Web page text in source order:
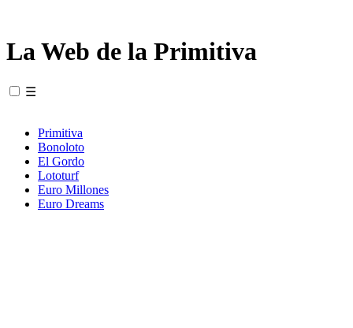
La Web de la Primitiva
☰
Primitiva
Bonoloto
El Gordo
Lototurf
Euro Millones
Euro Dreams